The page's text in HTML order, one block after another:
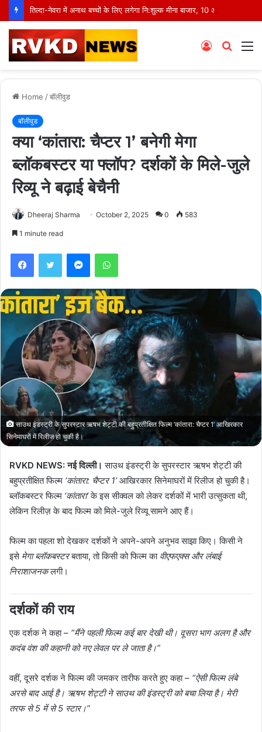
Search
Log
Home /बॉलीवुड
बॉलीवुड
क्या ‘कांतारा: चैप्टर 1’ बनेगी मेगा
ब्लॉकबस्टर या फ्लॉप? दर्शकों के मिले-जुले
रिव्यू ने बढ़ाई बेचैनी
Dheeraj Sharma October 2, 2025 0 583
1 minute read
FacebookTwitter MessengerWhatsApp
साउथ इंडस्ट्री के सुपरस्टार ऋषभ शेट्टी की बहुप्रतीक्षित फिल्म ‘कांतारा: चैप्टर 1’ आखिरकार
सिनेमाघरों में रिलीज हो चुकी है।
RVKD NEWS: नई दिल्ली। साउथ इंडस्ट्री के सुपरस्टार ऋषभ शेट्टी की
बहुप्रतीक्षित फिल्म ‘कांतारा: चैप्टर 1’आखिरकार सिनेमाघरों में रिलीज हो चुकी है।
ब्लॉकबस्टर फिल्म ‘कांतारा’के इस सीक्वल को लेकर दर्शकों में भारी उत्सुकता थी,
लेकिन रिलीज़ के बाद फिल्म को मिले-जुले रिव्यू सामने आए हैं।
फिल्म का पहला शो देखकर दर्शकों ने अपने-अपने अनुभव साझा किए। किसी ने
इसे मेगा ब्लॉकबस्टरबताया, तो किसी को फिल्म का वीएफएक्स और लंबाई
निराशाजनकलगी।
दर्शकों की राय
एक दर्शक ने कहा – “मैंने पहली फिल्म कई बार देखी थी। दूसरा भाग अलग है और
कदंब वंश की कहानी को नए लेवल पर ले जाता है।”
वहीं, दूसरे दर्शक ने फिल्म की जमकर तारीफ करते हुए कहा – “ऐसी फिल्म लंबे
अरसे बाद आई है। ऋषभ शेट्टी ने साउथ की इंडस्ट्री को बचा लिया है। मेरी
तरफ से 5 में से 5 स्टार।”